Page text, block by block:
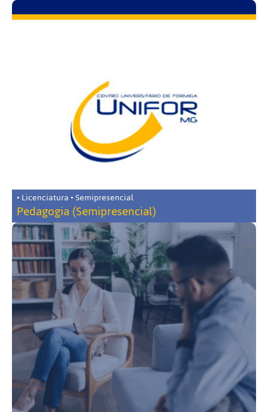
• Licenciatura • Semipresencial
Pedagogia (Semipresencial)